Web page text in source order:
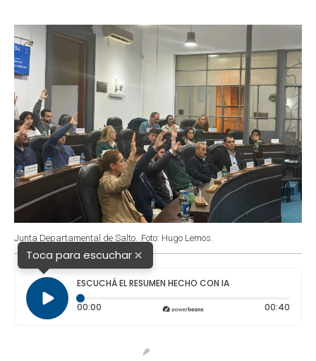
k
p
n
Junta Departamental de Salto. Foto: Hugo Lemos.
Toca para escuchar×
ESCUCHÁ EL RESUMEN HECHO CON IA
00:00 Tiempo transcurrido: 0 segundos 00:40